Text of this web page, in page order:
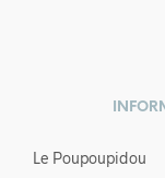
Le Poupoupidou